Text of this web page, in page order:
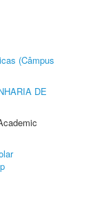
(Câmpus
DE